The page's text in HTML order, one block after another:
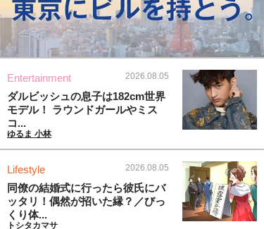
Entertainment 2026.08.05
ダルビッシュの息子は182cm世界
モデル！ ラウンドガールやミス
コ...
ゆるま 小林
Lifestyle 2026.08.05
同僚の結婚式に行ったら彼氏にバ
ッタリ！偶然が招いた縁？／びっ
くり体...
トシタカマサ